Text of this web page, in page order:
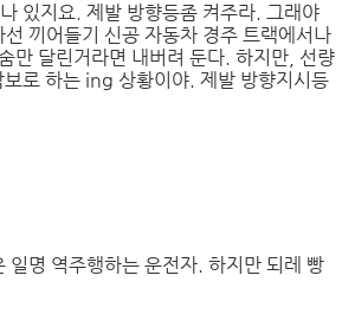
있지요. 제발 방향등좀 켜주라. 그래야
끼어들기 신공 자동차 경주 트랙에서나
만 달린거라면 내버려 둔다. 하지만, 선량
로 하는 ing 상황이야. 제발 방향지시등
명 역주행하는 운전자. 하지만 되레 빵